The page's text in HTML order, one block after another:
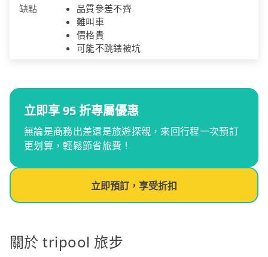
缺點
品質參差不齊
難叫車
價格貴
可能不跳錶被坑
立即享 95 折專屬優惠
無論是商務出差還是旅遊探親，來回行程一次預訂
更划算，輕鬆節省旅費！
立即預訂，享受折扣
關於 tripool 旅步